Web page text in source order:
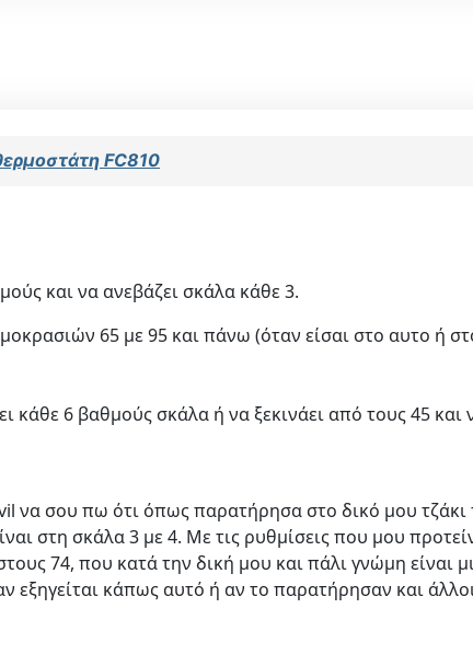
FC810
και να ανεβάζει σκάλα κάθε 3.
65 με 95 και πάνω (όταν είσαι στο αυτο ή
κάθε 6 βαθμούς σκάλα ή να ξεκινάει από τους 45
να σου πω ότι όπως παρατήρησα στο δικό μου
στη σκάλα 3 με 4. Με τις ρυθμίσεις που μου
74, που κατά την δική μου και πάλι γνώμη είναι
εξηγείται κάπως αυτό ή αν το παρατήρησαν και